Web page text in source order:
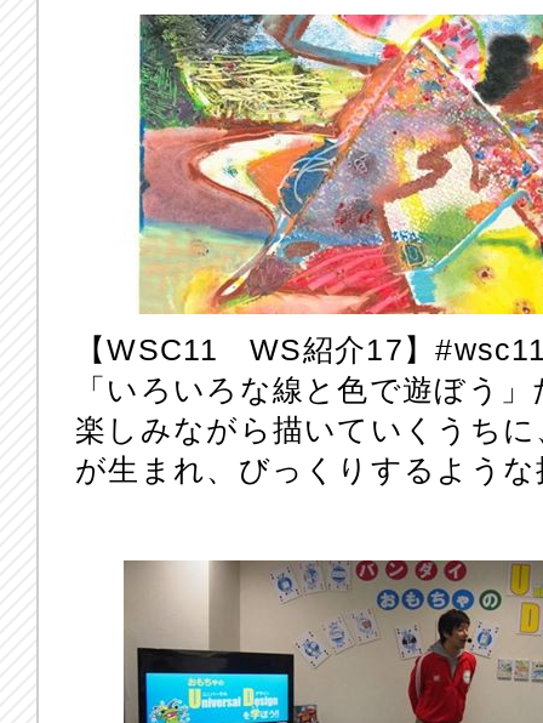
【WSC11 WS紹介17】‪
「いろいろな線と色で遊ぼう
楽しみながら描いていくうち
が生まれ、びっくりするよう